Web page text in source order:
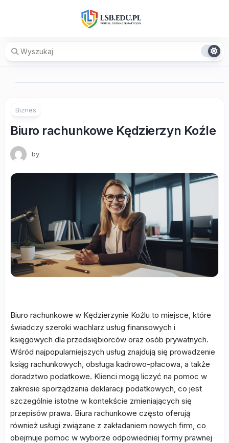
Biznes
Biuro rachunkowe Kędzierzyn Koźle
by
Biuro rachunkowe w Kędzierzynie Koźlu to miejsce, które
świadczy szeroki wachlarz usług finansowych i
księgowych dla przedsiębiorców oraz osób prywatnych.
Wśród najpopularniejszych usług znajdują się prowadzenie
ksiąg rachunkowych, obsługa kadrowo-płacowa, a także
doradztwo podatkowe. Klienci mogą liczyć na pomoc w
zakresie sporządzania deklaracji podatkowych, co jest
szczególnie istotne w kontekście zmieniających się
przepisów prawa. Biura rachunkowe często oferują
również usługi związane z zakładaniem nowych firm, co
obejmuje pomoc w wyborze odpowiedniej formy prawnej